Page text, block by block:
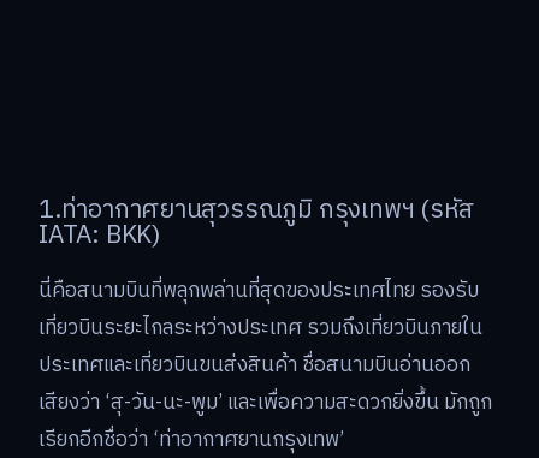
1.ท่าอากาศยานสุวรรณภูมิ กรุงเทพฯ (รหัส
IATA: BKK)
นี่คือสนามบินที่พลุกพล่านที่สุดของประเทศไทย รองรับ
เที่ยวบินระยะไกลระหว่างประเทศ รวมถึงเที่ยวบินภายใน
ประเทศและเที่ยวบินขนส่งสินค้า ชื่อสนามบินอ่านออก
เสียงว่า ‘สุ-วัน-นะ-พูม’ และเพื่อความสะดวกยิ่งขึ้น มักถูก
เรียกอีกชื่อว่า ‘ท่าอากาศยานกรุงเทพ’